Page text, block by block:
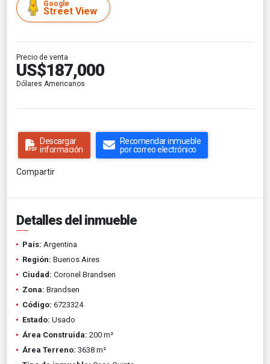
Google
Street View
Precio de venta
US$187,000
Dólares Americanos
Descargar
información
Recomendar inmueble
por correo electrónico
Compartir
Detalles del inmueble
País: Argentina
Región: Buenos Aires
Ciudad: Coronel Brandsen
Zona: Brandsen
Código: 6723324
Estado: Usado
Área Construida: 200 m²
Área Terreno: 3638 m²